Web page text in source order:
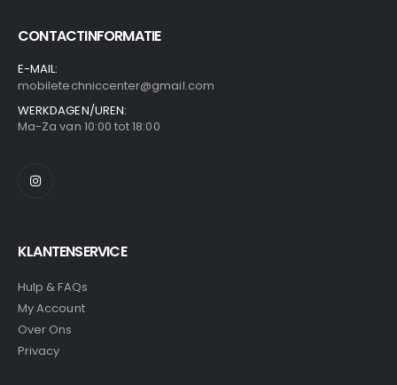
CONTACTINFORMATIE
E-MAIL:
mobiletechniccenter@gmail.com
WERKDAGEN/UREN:
Ma-Za van 10:00 tot 18:00
KLANTENSERVICE
Hulp & FAQs
My Account
Over Ons
Privacy